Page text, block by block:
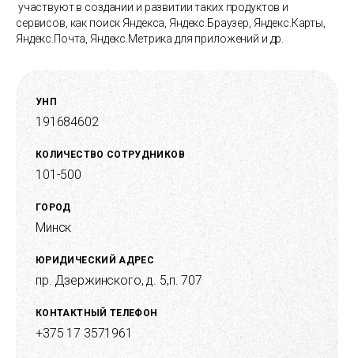
участвуют в создании и развитии таких продуктов и
сервисов, как поиск Яндекса, Яндекс.Браузер, Яндекс.Карты,
Яндекс.Почта, Яндекс.Метрика для приложений и др.
УНП
191684602
КОЛИЧЕСТВО СОТРУДНИКОВ
101-500
ГОРОД
Минск
ЮРИДИЧЕСКИЙ АДРЕС
пр. Дзержинского, д. 5,п. 707
КОНТАКТНЫЙ ТЕЛЕФОН
+375 17 3571961